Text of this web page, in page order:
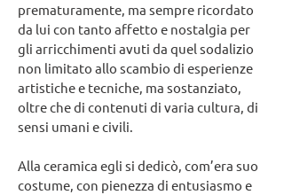
prematuramente, ma sempre ricordato
da lui con tanto affetto e nostalgia per
gli arricchimenti avuti da quel sodalizio
non limitato allo scambio di esperienze
artistiche e tecniche, ma sostanziato,
oltre che di contenuti di varia cultura, di
sensi umani e civili.
Alla ceramica egli si dedicò, com’era suo
costume, con pienezza di entusiasmo e